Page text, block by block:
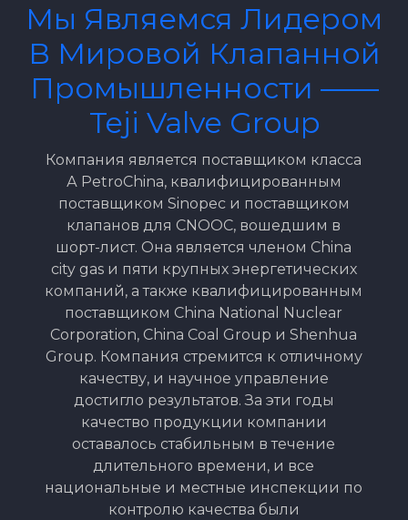
Мы Являемся Лидером
В Мировой Клапанной
Промышленности ——
Teji Valve Group
Компания является поставщиком класса
А PetroChina, квалифицированным
поставщиком Sinopec и поставщиком
клапанов для CNOOC, вошедшим в
шорт-лист. Она является членом China
city gas и пяти крупных энергетических
компаний, а также квалифицированным
поставщиком China National Nuclear
Corporation, China Coal Group и Shenhua
Group. Компания стремится к отличному
качеству, и научное управление
достигло результатов. За эти годы
качество продукции компании
оставалось стабильным в течение
длительного времени, и все
национальные и местные инспекции по
контролю качества были